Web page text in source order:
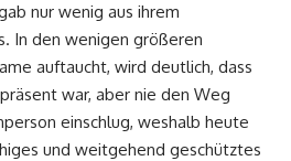
nur wenig aus ihrem
In den wenigen größeren
auftaucht, wird deutlich, dass
war, aber nie den Weg
einschlug, weshalb heute
und weitgehend geschütztes